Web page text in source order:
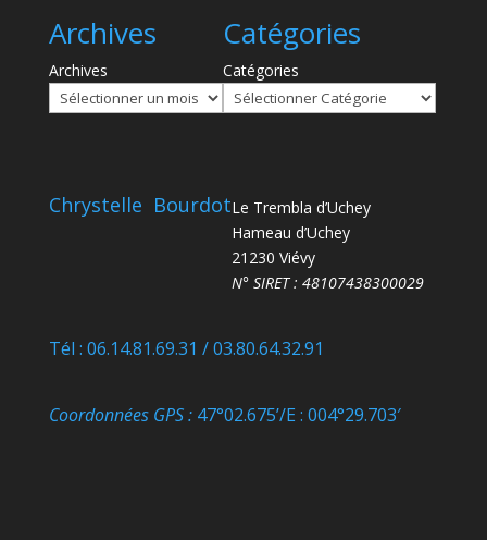
Archives
Archives
Catégories
Catégories
Chrystelle BourdotLe Trembla d’Uchey
Hameau d’Uchey
21230 Viévy
N° SIRET : 48107438300029
Tél : 06.14.81.69.31 / 03.80.64.32.91
Coordonnées GPS :47°02.675’/E : 004°29.703′